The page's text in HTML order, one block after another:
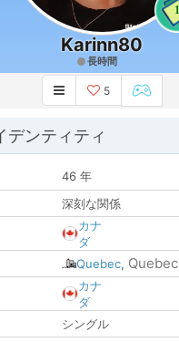
1
Karinn80
長時間
5
デンティティ
46 年
深刻な関係
カナ
ダ
Quebec, Quebec
カナ
ダ
シングル